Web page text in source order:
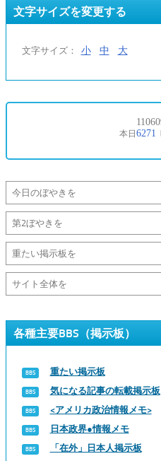
文字サイズを変更する
文字サイズ： 小 中 大
各種主要BBS（掲示板）
重たい掲示板
気になる記事の転載掲示板
<アメリカ政治情報メモ>
日本政界●情報メモ
「在外」日本人掲示板